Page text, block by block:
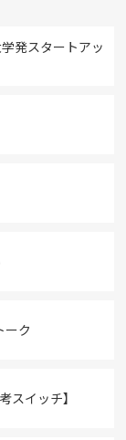
発スタートアッ
ーク
スイッチ】